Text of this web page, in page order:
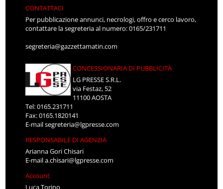
CONTATTACI
Per pubblicazione annunci, necrologi, offro e cerco lavoro,
contattare la segreteria al numero: 0165/231711
segreteria@gazzettamatin.com
CONCESSIONARIA DI PUBBLICITÀ
LG PRESSE S.R.L.
via Festaz, 52
11100 AOSTA
Tel: 0165.231711
Fax: 0165.1820141
E-mailsegreteria@lgpresse.com
RESPONSABILE DI AGENZIA
Arianna Gori Chisari
E-maila.chisari@lgpresse.com
Account